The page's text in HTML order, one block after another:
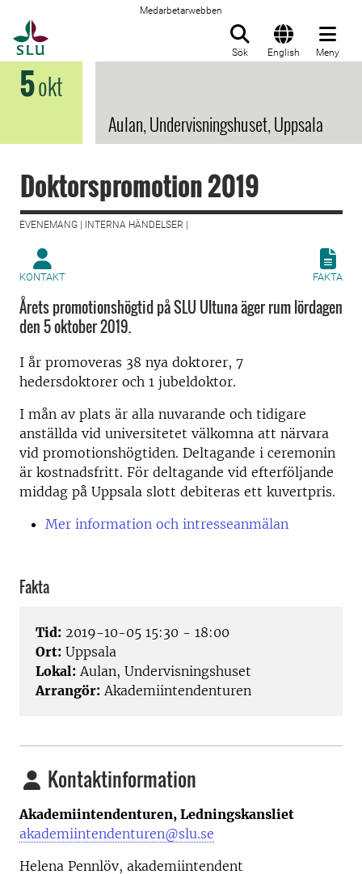
Medarbetarwebben
Sök English Meny
5okt
Aulan, Undervisningshuset, Uppsala
Doktorspromotion 2019
EVENEMANG | INTERNA HÄNDELSER |
KONTAKT FAKTA
Årets promotionshögtid på SLU Ultuna äger rum lördagen
den 5 oktober 2019.
I år promoveras 38 nya doktorer, 7
hedersdoktorer och 1 jubeldoktor.
I mån av plats är alla nuvarande och tidigare
anställda vid universitetet välkomna att närvara
vid promotionshögtiden. Deltagande i ceremonin
är kostnadsfritt. För deltagande vid efterföljande
middag på Uppsala slott debiteras ett kuvertpris.
Mer information och intresseanmälan
Fakta
Tid: 2019-10-05 15:30 - 18:00
Ort: Uppsala
Lokal: Aulan, Undervisningshuset
Arrangör: Akademiintendenturen
Kontaktinformation
Akademiintendenturen, Ledningskansliet
akademiintendenturen@slu.se
Helena Pennlöv, akademiintendent